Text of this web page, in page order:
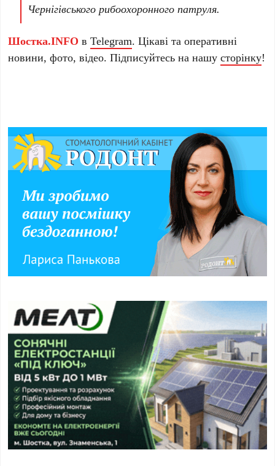
Чернігівського рибоохоронного патруля.
Шостка.INFO вTelegram. Цікаві та оперативні
новини, фото, відео. Підписуйтесь на нашусторінку!